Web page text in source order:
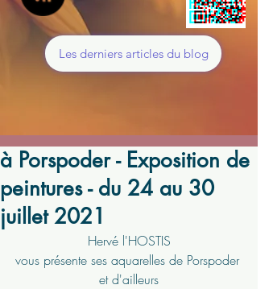
Les derniers articles du blog
à Porspoder - Exposition de
peintures - du 24 au 30
juillet 2021
Hervé l'HOSTIS
vous présente ses aquarelles de Porspoder
et d'ailleurs